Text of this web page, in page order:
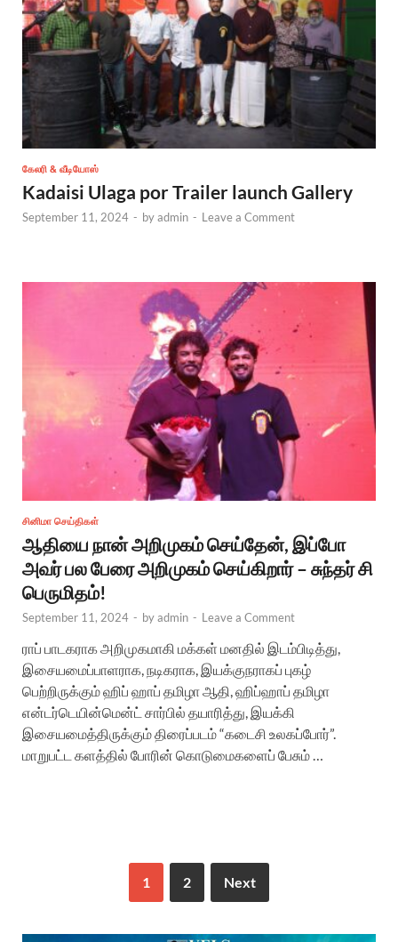
கேலரி & வீடியோஸ்
Kadaisi Ulaga por Trailer launch Gallery
September 11, 2024 - byadmin - Leave a Comment
சினிமா செய்திகள்
ஆதியை நான் அறிமுகம் செய்தேன், இப்போ
அவர் பல பேரை அறிமுகம் செய்கிறார் – சுந்தர் சி
பெருமிதம்!
September 11, 2024 - byadmin - Leave a Comment
ராப் பாடகராக அறிமுகமாகி மக்கள் மனதில் இடம்பிடித்து,
இசையமைப்பாளராக, நடிகராக, இயக்குநராகப் புகழ்
பெற்றிருக்கும் ஹிப் ஹாப் தமிழா ஆதி, ஹிப்ஹாப் தமிழா
என்டர்டெயின்மென்ட் சார்பில் தயாரித்து, இயக்கி
இசையமைத்திருக்கும் திரைப்படம் “கடைசி உலகப்போர்”.
மாறுபட்ட களத்தில் போரின் கொடுமைகளைப் பேசும் …
1 2 Next